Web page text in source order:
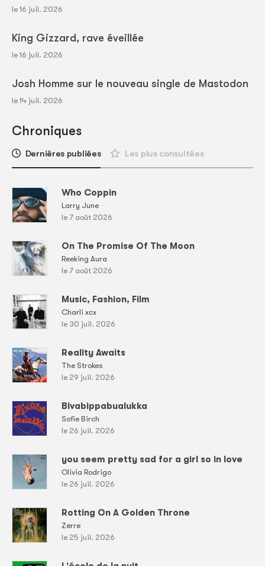
le 16 juil. 2026
King Gizzard, rave éveillée
le 16 juil. 2026
Josh Homme sur le nouveau single de Mastodon
le 14 juil. 2026
Chroniques
Dernières publiées Les plus consultées
Who Coppin
Larry June
le 7 août 2026
On The Promise Of The Moon
Reeking Aura
le 7 août 2026
Music, Fashion, Film
Charli xcx
le 30 juil. 2026
Reality Awaits
The Strokes
le 29 juil. 2026
Bivabippabualukka
Sofie Birch
le 26 juil. 2026
you seem pretty sad for a girl so in love
Olivia Rodrigo
le 26 juil. 2026
Rotting On A Golden Throne
Zerre
le 25 juil. 2026